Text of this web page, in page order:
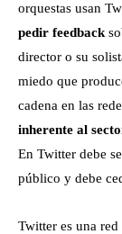
orquestas usan
pedir feedback
director o su
miedo que
cadena en las
inherente al
En Twitter debe
público y debe
Twitter es una